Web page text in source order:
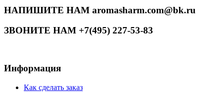
НАПИШИТЕ НАМ aromasharm.com@bk.ru
ЗВОНИТЕ НАМ +7(495) 227-53-83
Информация
Как сделать заказ